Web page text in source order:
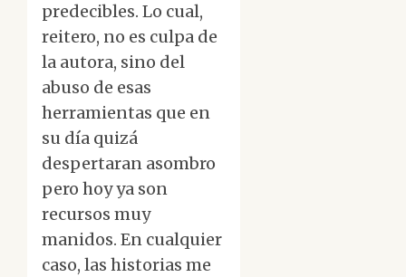
predecibles. Lo cual,
reitero, no es culpa de
la autora, sino del
abuso de esas
herramientas que en
su día quizá
despertaran asombro
pero hoy ya son
recursos muy
manidos. En cualquier
caso, las historias me